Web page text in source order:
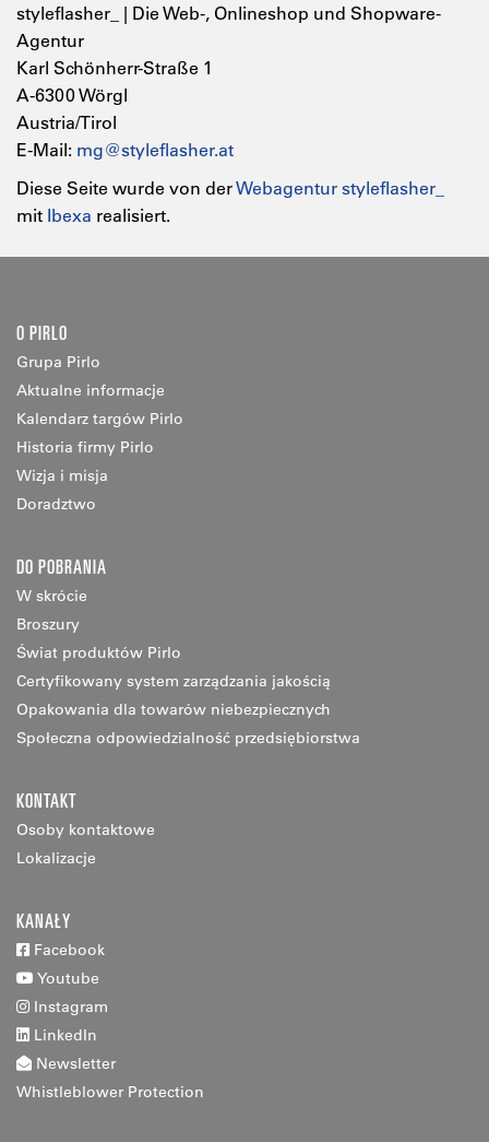
styleflasher_ | Die Web-, Onlineshop und Shopware-
Agentur
Karl Schönherr-Straße 1
A-6300 Wörgl
Austria/Tirol
E-Mail: mg@styleflasher.at
Diese Seite wurde von derWebagentur styleflasher_
mit Ibexa realisiert.
O PIRLO
Grupa Pirlo
Aktualne informacje
Kalendarz targów Pirlo
Historia firmy Pirlo
Wizja i misja
Doradztwo
DO POBRANIA
W skrócie
Broszury
Świat produktów Pirlo
Certyfikowany system zarządzania jakością
Opakowania dla towarów niebezpiecznych
Społeczna odpowiedzialność przedsiębiorstwa
KONTAKT
Osoby kontaktowe
Lokalizacje
KANAŁY
Facebook
Youtube
Instagram
LinkedIn
Newsletter
Whistleblower Protection